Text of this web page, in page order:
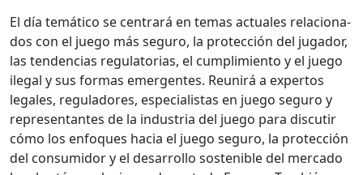
El día temáti­co se cen­trará en temas actuales rela­ciona­
dos con el juego más seguro, la pro­tec­ción del jugador,
las ten­den­cias reg­u­la­to­rias, el cumplim­ien­to y el juego
ile­gal y sus for­mas emer­gentes. Reunirá a exper­tos
legales, reg­u­ladores, espe­cial­is­tas en juego seguro y
rep­re­sen­tantes de la indus­tria del juego para dis­cu­tir
cómo los enfo­ques hacia el juego seguro, la pro­tec­ción
del con­sum­i­dor y el desar­rol­lo sostenible del mer­ca­do